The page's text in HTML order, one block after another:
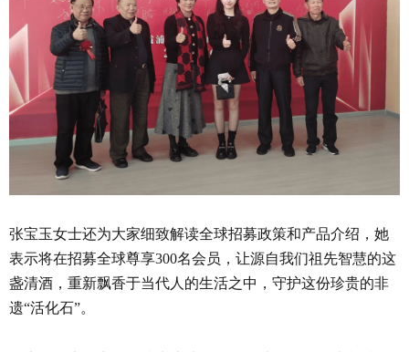
张宝玉女士还为大家细致解读全球招募政策和产品介绍，她
表示将在招募全球尊享300名会员，让源自我们祖先智慧的这
盏清酒，重新飘香于当代人的生活之中，守护这份珍贵的非
遗“活化石”。